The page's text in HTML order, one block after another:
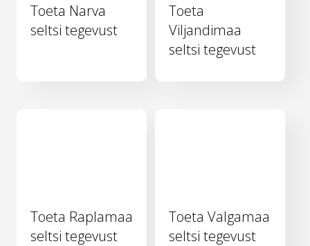
Toeta Narva
seltsi tegevust
Toeta
Viljandimaa
seltsi tegevust
Toeta Raplamaa
seltsi tegevust
Toeta Valgamaa
seltsi tegevust